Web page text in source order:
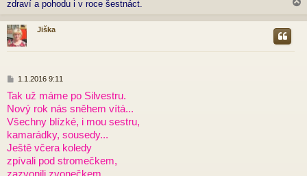
zdraví a pohodu i v roce šestnáct.
h
Jiška
P
í
s
p
v
e
k
1.1.2016 9:11
Tak už máme po Silvestru.
Nový rok nás sněhem vítá...
Všechny blízké, i mou sestru,
kamarádky, sousedy...
Ještě včera koledy
zpívali pod stromečkem,